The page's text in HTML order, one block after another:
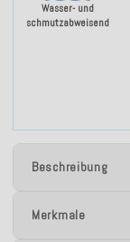
Wasser- und
schmutzabweisend
Beschreibung
Merkmale